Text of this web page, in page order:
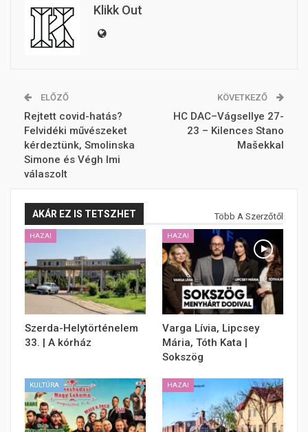
Klikk Out
ELŐZŐ
Rejtett covid-hatás?
Felvidéki művészeket
kérdeztünk, Smolinska
Simone és Végh Imi
válaszolt
KÖVETKEZŐ
HC DAC–Vágsellye 27-
23 – Kilences Stano
Mašekkal
AKÁR EZ IS TETSZHET Több A Szerzőtől
HAZAI
Szerda-Helytörténelem
33. | A kórház
HAZAI
Varga Lívia, Lipcsey
Mária, Tóth Kata |
Sokszög
KULTÚRA HAZAI